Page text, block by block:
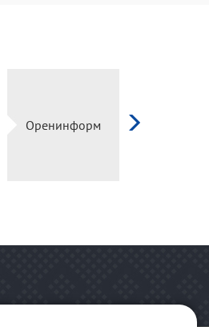
Оренинформ